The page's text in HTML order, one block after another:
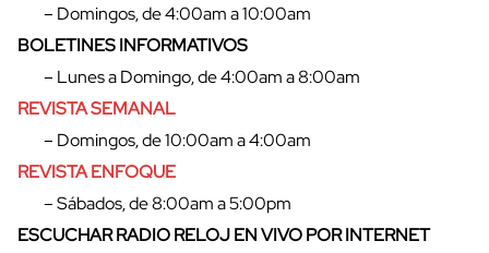
– Domingos, de 4:00am a 10:00am
BOLETINES INFORMATIVOS
– Lunes a Domingo, de 4:00am a 8:00am
REVISTA SEMANAL
– Domingos, de 10:00am a 4:00am
REVISTA ENFOQUE
– Sábados, de 8:00am a 5:00pm
ESCUCHAR RADIO RELOJ EN VIVO POR INTERNET